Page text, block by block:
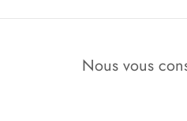
Nous vous